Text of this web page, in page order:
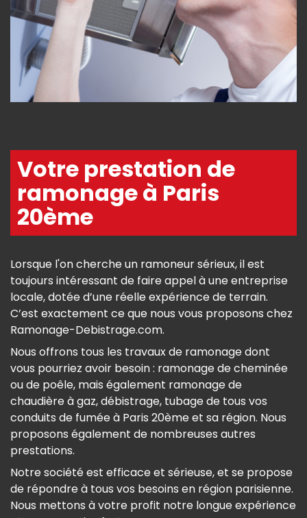
Votre prestation de
ramonage à Paris
20ème
Lorsque l'on cherche un ramoneur sérieux, il est
toujours intéressant de faire appel à une entreprise
locale, dotée d’une réelle expérience de terrain.
C’est exactement ce que nous vous proposons chez
Ramonage-Debistrage.com.
Nous offrons tous les travaux de ramonage dont
vous pourriez avoir besoin : ramonage de cheminée
ou de poêle, mais également ramonage de
chaudière à gaz, débistrage, tubage de tous vos
conduits de fumée à Paris 20ème et sa région. Nous
proposons également de nombreuses autres
prestations.
Notre société est efficace et sérieuse, et se propose
de répondre à tous vos besoins en région parisienne.
Nous mettons à votre profit notre longue expérience